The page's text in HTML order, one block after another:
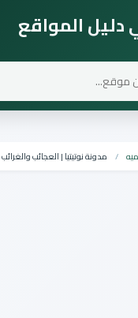
دليل المواقع
مدونة نوتيتيا | العجائب والغرائب